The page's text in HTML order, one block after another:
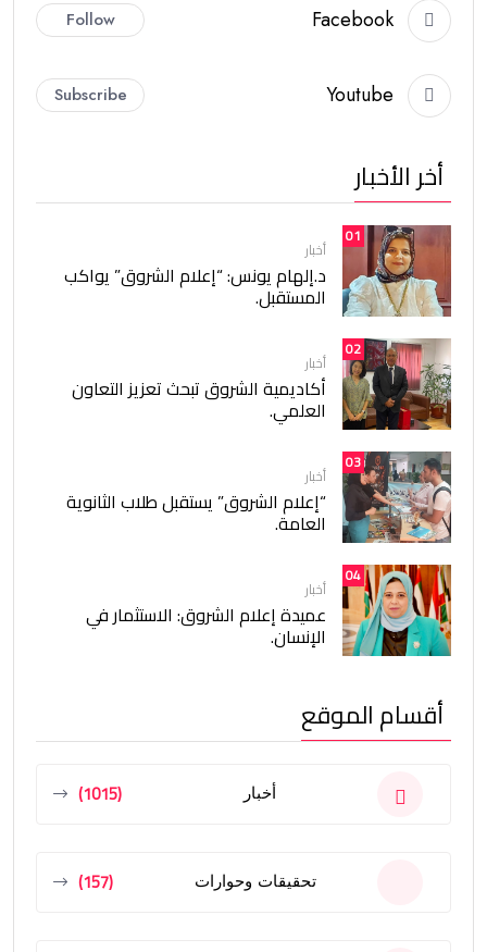
Facebook
Follow
Youtube
Subscribe
أخر الأخبار
01
أخبار
د.إلهام يونس: “إعلام الشروق” يواكب
المستقبل.
02
أخبار
أكاديمية الشروق تبحث تعزيز التعاون
العلمي.
03
أخبار
“إعلام الشروق” يستقبل طلاب الثانوية
العامة.
04
أخبار
عميدة إعلام الشروق: الاستثمار في
الإنسان.
أقسام الموقع
أخبار (1015)
تحقيقات وحوارات (157)